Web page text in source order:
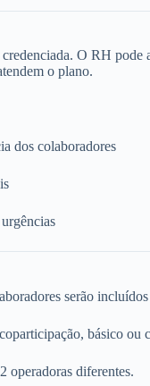
O RH
o plano.
dos colaboradores
serão
básico ou
operadoras diferentes.